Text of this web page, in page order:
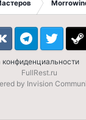
конфиденциальности
VK TelegramTwitter
FullRest.ru
by Invision